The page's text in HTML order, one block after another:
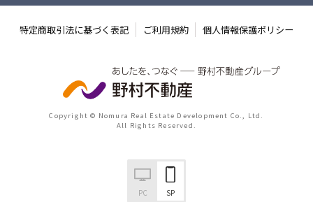
特定商取引法に基づく表記 ご利用規約 個人情報保護ポリシー
Copyright © Nomura Real Estate Development Co., Ltd.
All Rights Reserved.
PC SP